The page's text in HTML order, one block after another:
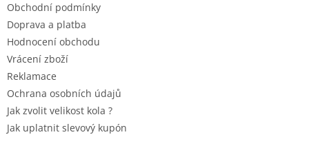
Obchodní podmínky
Doprava a platba
Hodnocení obchodu
Vrácení zboží
Reklamace
Ochrana osobních údajů
Jak zvolit velikost kola ?
Jak uplatnit slevový kupón